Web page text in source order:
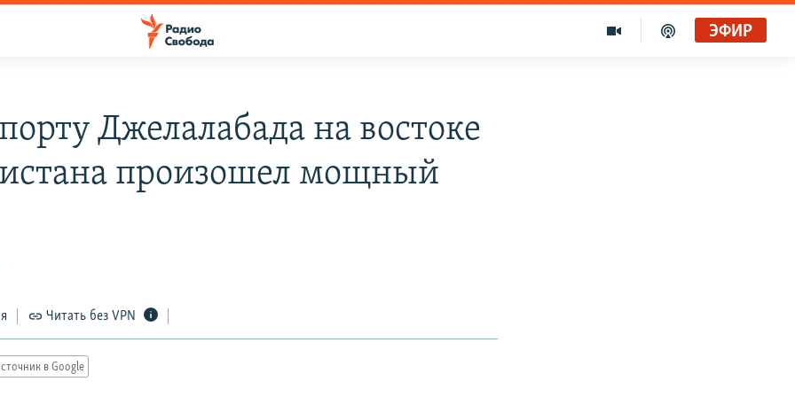
ЭФИР
Джелалабада на востоке
произошел мощный
Читать без VPN
в Google